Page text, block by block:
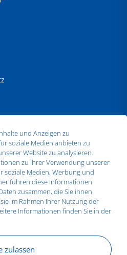
und Anzeigen zu
soziale Medien anbieten zu
Website zu analysieren.
zu Ihrer Verwendung unserer
soziale Medien, Werbung und
führen diese Informationen
zusammen, die Sie ihnen
im Rahmen Ihrer Nutzung der
Informationen finden Sie in der
zulassen